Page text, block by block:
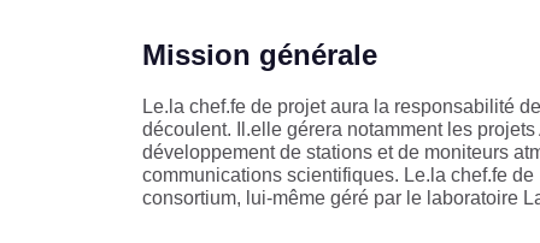
Mission générale
Le.la chef.fe de projet aura la responsabilité
découlent. Il.elle gérera notamment les
développement de stations et de moniteurs
communications scientifiques. Le.la chef.fe
consortium, lui-même géré par le laboratoire